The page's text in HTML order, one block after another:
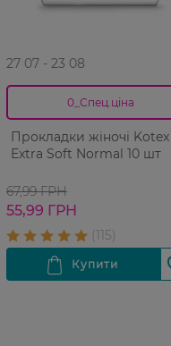
27 07 - 23 08
0_Спец.ціна
Прокладки жіночі Kotex
Extra Soft Normal 10 шт
67,99 ГРН
55,99 ГРН